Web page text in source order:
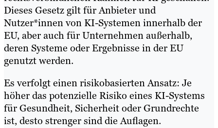
Dieses Gesetz gilt für Anbieter und
Nutzer*innen von KI-Systemen innerhalb der
EU, aber auch für Unternehmen außerhalb,
deren Systeme oder Ergebnisse in der EU
genutzt werden.
Es verfolgt einen risikobasierten Ansatz: Je
höher das potenzielle Risiko eines KI-Systems
für Gesundheit, Sicherheit oder Grundrechte
ist, desto strenger sind die Auflagen.